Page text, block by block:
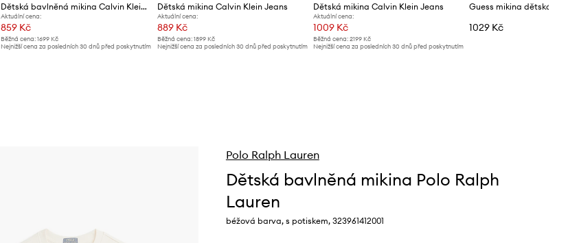
Dětská bavlněná mikina Calvin Klein Jeans
Aktuální cena:
859 Kč
Běžná cena: 1699 Kč
Nejnižší cena za posledních 30 dnů před poskytnutím
Dětská mikina Calvin Klein Jeans
Aktuální cena:
889 Kč
Běžná cena: 1899 Kč
Nejnižší cena za posledních 30 dnů před poskytnutím
Dětská mikina Calvin Klein Jeans
Aktuální cena:
1009 Kč
Běžná cena:2199 Kč
Nejnižší cena za posledních 30 dnů před poskytnutím
Guess mikina dětská
1029 Kč
Polo Ralph Lauren
Dětská bavlněná mikina Polo Ralph
Lauren
béžová barva, s potiskem, 323961412001